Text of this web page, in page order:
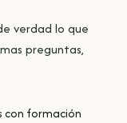
verdad lo que
preguntas,
con formación